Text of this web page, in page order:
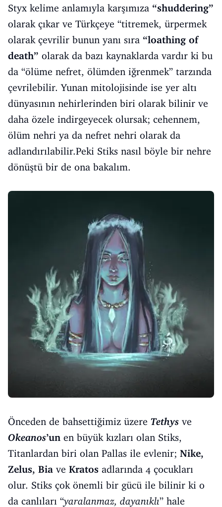
Styx kelime anlamıyla karşımıza “shuddering”
olarak çıkar ve Türkçeye “titremek, ürpermek
olarak çevrilir bunun yanı sıra “loathing of
death” olarak da bazı kaynaklarda vardır ki bu
da “ölüme nefret, ölümden iğrenmek” tarzında
çevrilebilir. Yunan mitolojisinde ise yer altı
dünyasının nehirlerinden biri olarak bilinir ve
daha özele indirgeyecek olursak; cehennem,
ölüm nehri ya da nefret nehri olarak da
adlandırılabilir.Peki Stiks nasıl böyle bir nehre
dönüştü bir de ona bakalım.
Önceden de bahsettiğimiz üzere Tethys ve
Okeanos’un en büyük kızları olan Stiks,
Titanlardan biri olan Pallas ile evlenir; Nike,
Zelus, Bia ve Kratos adlarında 4 çocukları
olur. Stiks çok önemli bir gücü ile bilinir ki o
da canlıları “yaralanmaz, dayanıklı” hale